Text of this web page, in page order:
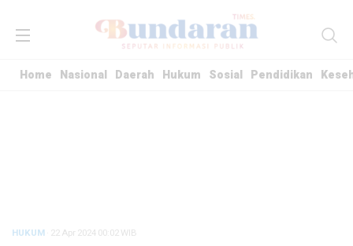
Home Nasional Daerah Hukum Sosial Pendidikan
HUKUM · 22 Apr 2024 00:02 WIB